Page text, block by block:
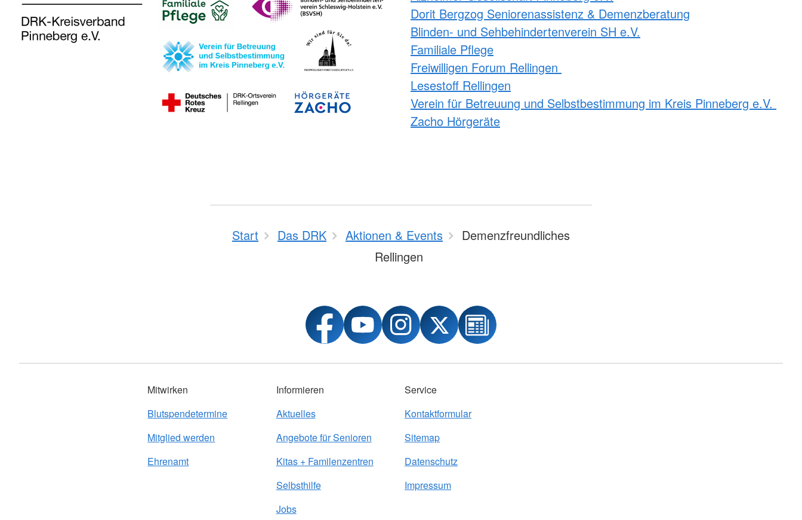
Dorit Bergzog Seniorenassistenz & Demenzberatung
Blinden- und Sehbehindertenverein SH e.V.
Familiale Pflege
Freiwilligen Forum Rellingen
Lesestoff Rellingen
Verein für Betreuung und Selbstbestimmung im Kreis Pinneberg e.V.
Zacho Hörgeräte
Start Das DRK Aktionen & Events
Demenzfreundliches
Rellingen
Mitwirken
Blutspendetermine
Mitglied werden
Ehrenamt
Informieren
Aktuelles
Angebote für Senioren
Kitas + Familenzentren
Selbsthilfe
Jobs
Service
Kontaktformular
Sitemap
Datenschutz
Impressum